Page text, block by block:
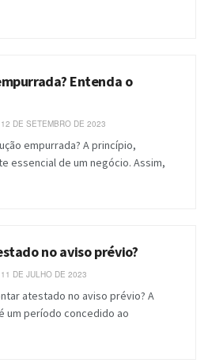
Entenda o
12 DE SETEMBRO DE 2023
empurrada? A princípio,
essencial de um negócio. Assim,
no aviso prévio?
11 DE JULHO DE 2023
atestado no aviso prévio? A
um período concedido ao